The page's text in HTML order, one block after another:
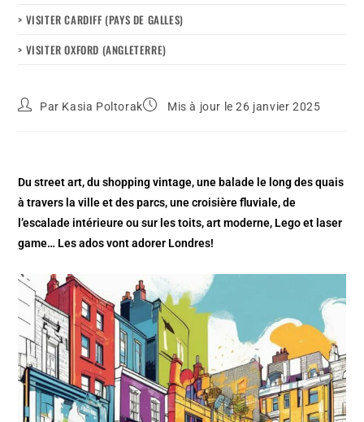
> VISITER CARDIFF (PAYS DE GALLES)
> VISITER OXFORD (ANGLETERRE)
Par Kasia Poltorak Mis à jour le 26 janvier 2025
Du street art, du shopping vintage, une balade le long des quais
à travers la ville et des parcs, une croisière fluviale, de
l’escalade intérieure ou sur les toits, art moderne, Lego et laser
game… Les ados vont adorer Londres!